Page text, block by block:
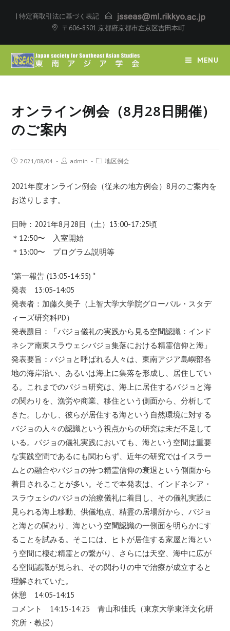
| 特定商取引法に基づく表記
〒606-8501 京都府京都市左京区吉田本町
MENU
オンライン例会（8月28日開催）
のご案内
2021/08/04 admin 地区例会
2021年度オンライン例会（従来の地方例会）8月のご案内を
お送りします。
日時：2021年8月28日（土）13:00-17:25頃
＊12:50〜 入室開始
＊13:00〜 プログラム説明等
*第一報告 (13:05-14:55) *
発表 13:05-14:05
発表者：加藤久美子（上智大学大学院グローバル・スタデ
ィーズ研究科PD）
発表題目：「バジョ儀礼の実践から見る空間認識：インド
ネシア南東スラウェシバジョ集落における精霊信仰と海」
発表要旨：バジョと呼ばれる人々は、東南アジア島嶼部各
地の海岸沿い、あるいは海上に集落を形成し、居住してい
る。これまでのバジョ研究は、海上に居住するバジョと海
の関わりを、漁労や商業、移住という側面から、分析して
きた。しかし、彼らが居住する海という自然環境に対する
バジョの人々の認識という視点からの研究は未だ不足して
いる。バジョの儀礼実践においても、海という空間は重要
な実践空間であるにも関わらず、近年の研究ではイスラー
ムとの融合やバジョの持つ精霊信仰の衰退という側面から
着目されることが多い。そこで本発表は、インドネシア・
スラウェシのバジョの治療儀礼に着目し、その儀礼実践に
見られる海上移動、供儀地点、精霊の居場所から、バジョ
と海との関わり、海という空間認識の一側面を明らかにす
ることを試みる。そこには、ヒトが居住する家屋と海とい
う空間に棲む精霊との繋がり、さらには天空、海中に広が
る空間認識が見られ、その関わりの中で治療が成立すると
理解されていた。
休憩 14:05-14:15
コメント 14:15-14:25 青山和佳氏（東京大学東洋文化研
究所・教授）